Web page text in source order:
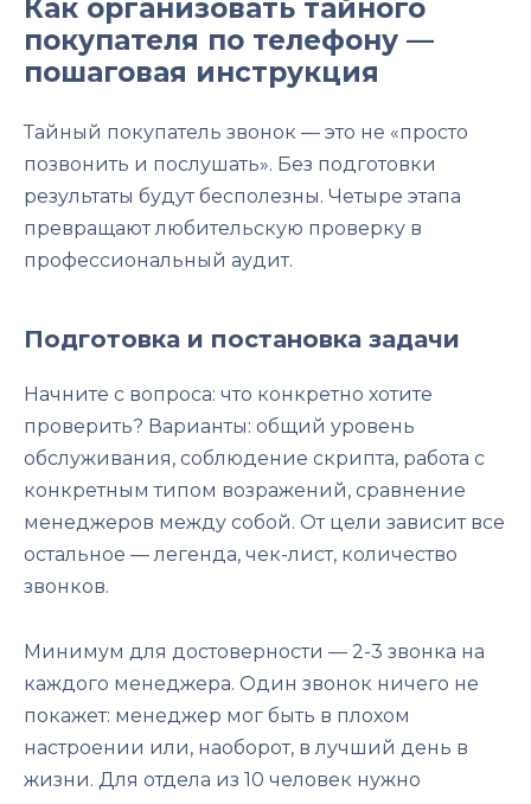
Как организовать тайного
покупателя по телефону —
пошаговая инструкция
Тайный покупатель звонок — это не «просто
позвонить и послушать». Без подготовки
результаты будут бесполезны. Четыре этапа
превращают любительскую проверку в
профессиональный аудит.
Подготовка и постановка задачи
Начните с вопроса: что конкретно хотите
проверить? Варианты: общий уровень
обслуживания, соблюдение скрипта, работа с
конкретным типом возражений, сравнение
менеджеров между собой. От цели зависит все
остальное — легенда, чек-лист, количество
звонков.
Минимум для достоверности — 2-3 звонка на
каждого менеджера. Один звонок ничего не
покажет: менеджер мог быть в плохом
настроении или, наоборот, в лучший день в
жизни. Для отдела из 10 человек нужно